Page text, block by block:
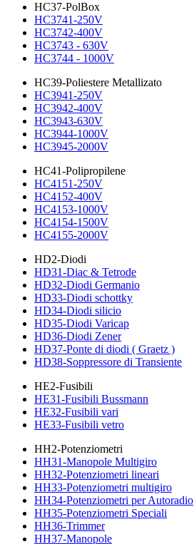
HC37-PolBox
HC3741-250V
HC3742-400V
HC3743 - 630V
HC3744 - 1000V
HC39-Poliestere Metallizato
HC3941-250V
HC3942-400V
HC3943-630V
HC3944-1000V
HC3945-2000V
HC41-Polipropilene
HC4151-250V
HC4152-400V
HC4153-1000V
HC4154-1500V
HC4155-2000V
HD2-Diodi
HD31-Diac & Tetrode
HD32-Diodi Germanio
HD33-Diodi schottky
HD34-Diodi silicio
HD35-Diodi Varicap
HD36-Diodi Zener
HD37-Ponte di diodi ( Graetz )
HD38-Soppressore di Transiente
HE2-Fusibili
HE31-Fusibili Bussmann
HE32-Fusibili vari
HE33-Fusibili vetro
HH2-Potenziometri
HH31-Manopole Multigiro
HH32-Potenziometri lineari
HH33-Potenziometri multigiro
HH34-Potenziometri per Autoradio
HH35-Potenziometri Speciali
HH36-Trimmer
HH37-Manopole